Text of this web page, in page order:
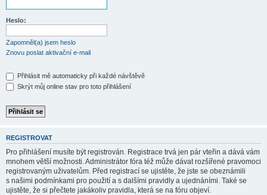
Heslo:
Zapomněl(a) jsem heslo
Znovu poslat aktivační e-mail
Přihlásit mě automaticky při každé návštěvě
Skrýt můj online stav pro toto přihlášení
REGISTROVAT
Pro přihlášení musíte být registrován. Registrace trvá jen pár vteřin a dává vám
mnohem větší možnosti. Administrátor fóra též může dávat rozšířené pravomoci
registrovaným uživatelům. Před registrací se ujistěte, že jste se obeznámili
s našimi podmínkami pro použití a s dalšími pravidly a ujednáními. Také se
ujistěte, že si přečtete jakákoliv pravidla, která se na fóru objeví.